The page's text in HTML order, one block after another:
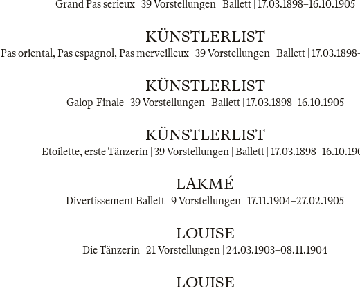
Grand Pas serieux | 39 Vorstellungen | Ballett | 17.03.1898–16.10.1905
KÜNSTLERLIST
Pas oriental, Pas espagnol, Pas merveilleux | 39 Vorstellungen | Ballett | 17.03.1898
KÜNSTLERLIST
Galop-Finale | 39 Vorstellungen | Ballett | 17.03.1898–16.10.1905
KÜNSTLERLIST
Etoilette, erste Tänzerin | 39 Vorstellungen | Ballett | 17.03.1898–
LAKMÉ
Divertissement Ballett | 9 Vorstellungen | 17.11.1904–27.02.1905
LOUISE
Die Tänzerin | 21 Vorstellungen | 24.03.1903–08.11.1904
LOUISE